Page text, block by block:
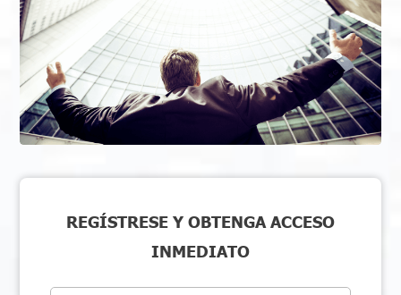
REGÍSTRESE Y OBTENGA ACCESO
INMEDIATO